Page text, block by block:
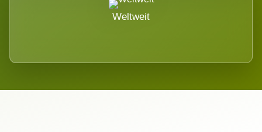
Weltweit